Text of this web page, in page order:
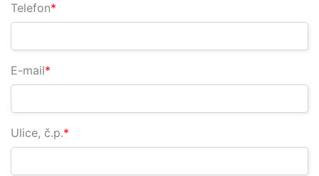
Telefon
E-mail
Ulice, č.p.